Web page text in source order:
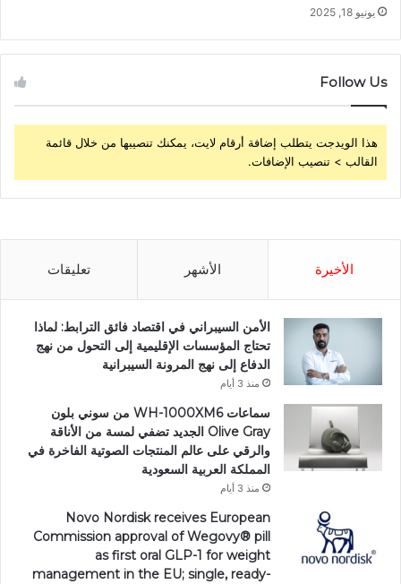
يونيو 18, 2025
Follow Us
هذا الويدجت يتطلب إضافة أرقام لايت، يمكنك تنصيبها من خلال قائمة
القالب > تنصيب الإضافات.
الأخيرة الأشهر تعليقات
الأمن السيبراني في اقتصاد فائق الترابط: لماذا
تحتاج المؤسسات الإقليمية إلى التحول من نهج
الدفاع إلى نهج المرونة السيبرانية
منذ 3 أيام
سماعات WH-1000XM6 من سوني بلون
Olive Gray الجديد تضفي لمسة من الأناقة
والرقي على عالم المنتجات الصوتية الفاخرة في
المملكة العربية السعودية
منذ 3 أيام
Novo Nordisk receives European
Commission approval of Wegovy®️ pill
as first oral GLP-1 for weight
management in the EU; single, ready-